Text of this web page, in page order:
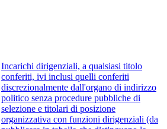
Incarichi dirigenziali, a qualsiasi titolo
conferiti, ivi inclusi quelli conferiti
discrezionalmente dall'organo di indirizzo
politico senza procedure pubbliche di
selezione e titolari di posizione
organizzativa con funzioni dirigenziali (da